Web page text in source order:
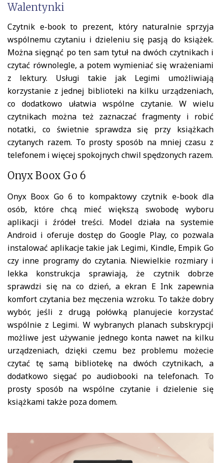
Walentynki
Czytnik e-book to prezent, który naturalnie sprzyja
wspólnemu czytaniu i dzieleniu się pasją do książek.
Można sięgnąć po ten sam tytuł na dwóch czytnikach i
czytać równolegle, a potem wymieniać się wrażeniami
z lektury. Usługi takie jak Legimi umożliwiają
korzystanie z jednej biblioteki na kilku urządzeniach,
co dodatkowo ułatwia wspólne czytanie. W wielu
czytnikach można też zaznaczać fragmenty i robić
notatki, co świetnie sprawdza się przy książkach
czytanych razem. To prosty sposób na mniej czasu z
telefonem i więcej spokojnych chwil spędzonych razem.
Onyx Boox Go 6
Onyx Boox Go 6 to kompaktowy czytnik e-book dla
osób, które chcą mieć większą swobodę wyboru
aplikacji i źródeł treści. Model działa na systemie
Android i oferuje dostęp do Google Play, co pozwala
instalować aplikacje takie jak Legimi, Kindle, Empik Go
czy inne programy do czytania. Niewielkie rozmiary i
lekka konstrukcja sprawiają, że czytnik dobrze
sprawdzi się na co dzień, a ekran E Ink zapewnia
komfort czytania bez męczenia wzroku. To także dobry
wybór, jeśli z drugą połówką planujecie korzystać
wspólnie z Legimi. W wybranych planach subskrypcji
możliwe jest używanie jednego konta nawet na kilku
urządzeniach, dzięki czemu bez problemu możecie
czytać tę samą bibliotekę na dwóch czytnikach, a
dodatkowo sięgać po audiobooki na telefonach. To
prosty sposób na wspólne czytanie i dzielenie się
książkami także poza domem.